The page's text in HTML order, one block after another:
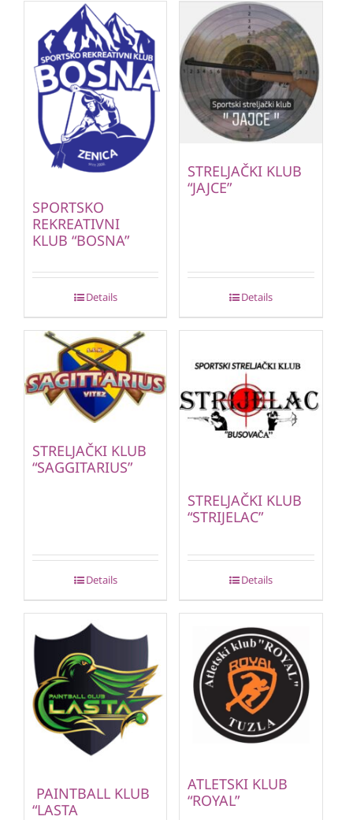
SPORTSKO
REKREATIVNI
KLUB “BOSNA”
Details
STRELJAČKI KLUB
“JAJCE”
Details
STRELJAČKI KLUB
“SAGGITARIUS”
Details
STRELJAČKI KLUB
“STRIJELAC”
Details
PAINTBALL KLUB
“LASTA
ATLETSKI KLUB
“ROYAL”